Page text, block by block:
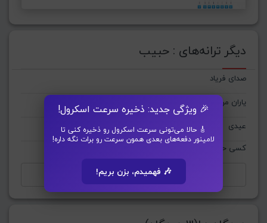
🎉 ویژگی جدید: ذخیره سرعت اسکرول!
🎸 حالا می‌تونی سرعت اسکرول رو ذخیره کنی تا
لامینور دفعه‌های بعدی همون سرعت رو برات نگه داره!
🎶 فهمیدم، بزن بریم!
دیگر ترانه‌های : حبیب
صدای فریاد
یاران من
عیدی
کسی حالم نمی پرسه
مشاهده تمام ترانه‌های حبیب